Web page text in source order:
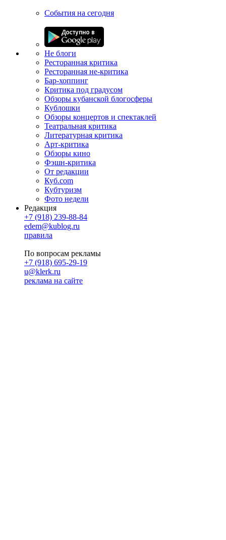
События на сегодня
Не блоги
Ресторанная критика
Ресторанная не-критика
Бар-хоппинг
Критика под градусом
Обзоры кубанской блогосферы
Кублошки
Обзоры концертов и спектаклей
Театральная критика
Литературная критика
Арт-критика
Обзоры кино
Фэшн-критика
От редакции
Куб.com
Кубтуризм
Фото недели
Редакция
+7 (918) 239-88-84
edem@kublog.ru
правила
По вопросам рекламы
+7 (918) 695-29-19
u@klerk.ru
реклама на сайте